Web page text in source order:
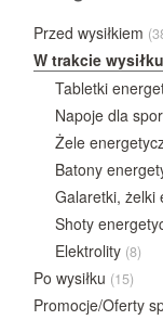
Przed wysiłkiem
W trakcie wysiłku
Tabletki
Napoje dla
Żele
Batony
Galaretki, żelki
Shoty
Elektrolity (8)
Po wysiłku (15)
Promocje/Oferty